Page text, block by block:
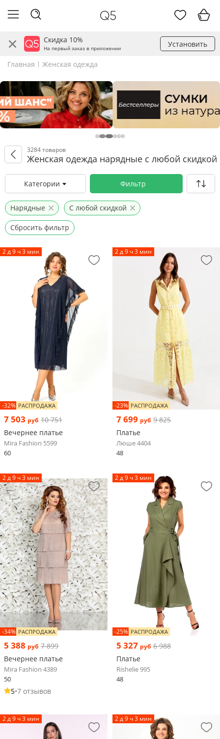
Скидка 10%
На первый заказ в приложении Установить
Главная Женская одежда
3284 товаров
Женская одежда нарядные с любой скидкой
Категории Фильтр
Нарядные С любой скидкой
Сбросить фильтр
2 д 9 ч 3 мин
-32% РАСПРОДАЖА
7 503 руб 10 751
Вечернее платье
Mira Fashion 5599
60
2 д 9 ч 3 мин
-23% РАСПРОДАЖА
7 699 руб 9 825
Платье
Люше 4404
48
2 д 9 ч 3 мин
-34% РАСПРОДАЖА
5 388 руб 7 899
Вечернее платье
Mira Fashion 4389
50
5•7 отзывов
2 д 9 ч 3 мин
-25% РАСПРОДАЖА
5 327 руб 6 988
Платье
Rishelie 995
48
2 д 9 ч 3 мин 2 д 9 ч 3 мин